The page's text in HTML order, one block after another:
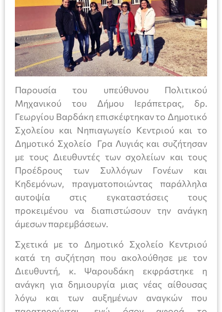
Παρουσία του υπεύθυνου Πολιτικού
Μηχανικού του Δήμου Ιεράπετρας, δρ.
Γεωργίου Βαρδάκη επισκέφτηκαν το Δημοτικό
Σχολείου και Νηπιαγωγείο Κεντριού και το
Δημοτικό Σχολείο Γρα Λυγιάς και συζήτησαν
με τους Διευθυντές των σχολείων και τους
Προέδρους των Συλλόγων Γονέων και
Κηδεμόνων, πραγματοποιώντας παράλληλα
αυτοψία στις εγκαταστάσεις τους
προκειμένου να διαπιστώσουν την ανάγκη
άμεσων παρεμβάσεων.
Σχετικά με το Δημοτικό Σχολείο Κεντριού
κατά τη συζήτηση που ακολούθησε με τον
Διευθυντή, κ. Ψαρουδάκη εκφράστηκε η
ανάγκη για δημιουργία μιας νέας αίθουσας
λόγω και των αυξημένων αναγκών που